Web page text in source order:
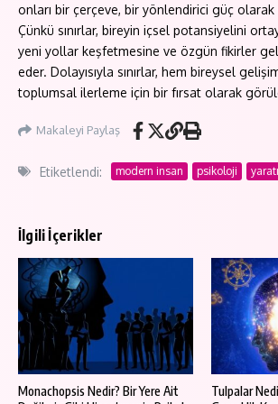
onları bir çerçeve, bir yönlendirici güç
Çünkü sınırlar, bireyin içsel potansiyelini
yeni yollar keşfetmesine ve özgün fikirler
eder. Dolayısıyla sınırlar, hem bireysel
toplumsal ilerleme için bir fırsat olarak
Makaleyi Paylaş
Etiketlendi: modern insan psikoloji
İlgili İçerikler
Monachopsis Nedir? Bir Yere Ait
Tulpalar